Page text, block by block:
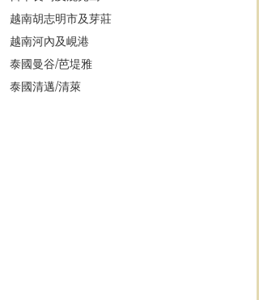
越南胡志明市及芽莊
越南河內及峴港
泰國曼谷/芭堤雅
泰國清邁/清萊